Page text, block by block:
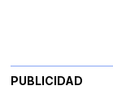
PUBLICIDAD